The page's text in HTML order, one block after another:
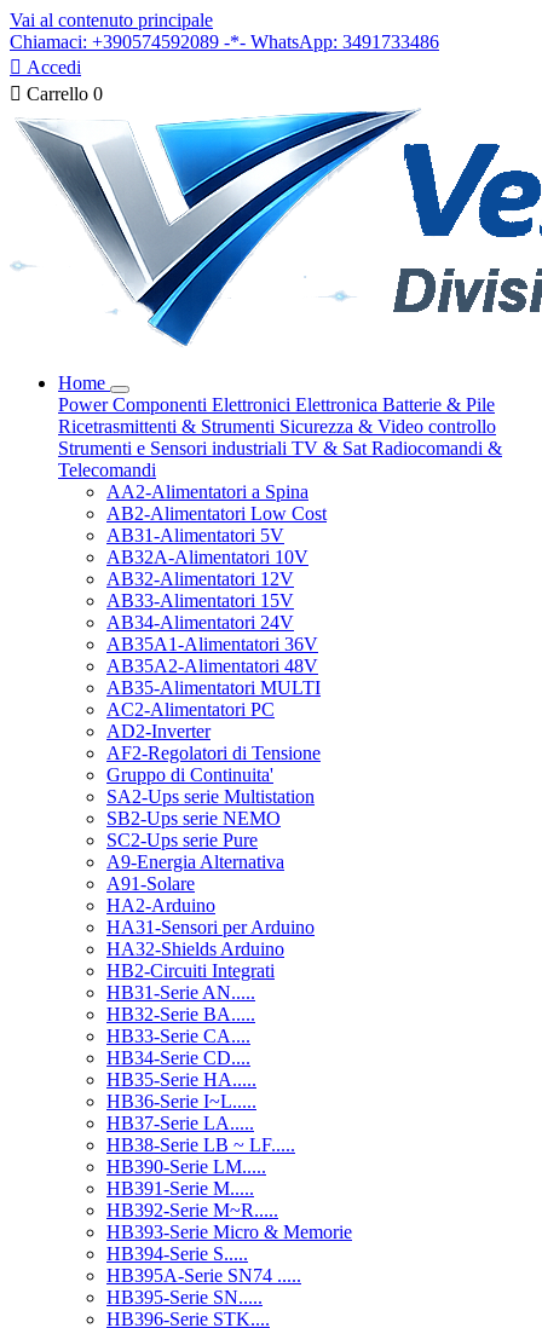
Vai al contenuto principale
Chiamaci: +390574592089 -*- WhatsApp: 3491733486
 Accedi
 Carrello 0
Home
PowerComponenti Elettronici Elettronica Batterie & Pile
Ricetrasmittenti & Strumenti Sicurezza & Video controllo
Strumenti e Sensori industriali TV & Sat Radiocomandi &
Telecomandi
AA2-Alimentatori a Spina
AB2-Alimentatori Low Cost
AB31-Alimentatori 5V
AB32A-Alimentatori 10V
AB32-Alimentatori 12V
AB33-Alimentatori 15V
AB34-Alimentatori 24V
AB35A1-Alimentatori 36V
AB35A2-Alimentatori 48V
AB35-Alimentatori MULTI
AC2-Alimentatori PC
AD2-Inverter
AF2-Regolatori di Tensione
Gruppo di Continuita'
SA2-Ups serie Multistation
SB2-Ups serie NEMO
SC2-Ups serie Pure
A9-Energia Alternativa
A91-Solare
HA2-Arduino
HA31-Sensori per Arduino
HA32-Shields Arduino
HB2-Circuiti Integrati
HB31-Serie AN.....
HB32-Serie BA.....
HB33-Serie CA....
HB34-Serie CD....
HB35-Serie HA.....
HB36-Serie I~L.....
HB37-Serie LA.....
HB38-Serie LB ~ LF.....
HB390-Serie LM.....
HB391-Serie M.....
HB392-Serie M~R.....
HB393-Serie Micro & Memorie
HB394-Serie S.....
HB395A-Serie SN74 .....
HB395-Serie SN.....
HB396-Serie STK....